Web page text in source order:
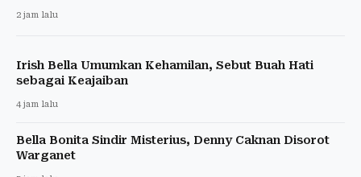
2 jam lalu
Irish Bella Umumkan Kehamilan, Sebut Buah Hati
sebagai Keajaiban
4 jam lalu
Bella Bonita Sindir Misterius, Denny Caknan Disorot
Warganet